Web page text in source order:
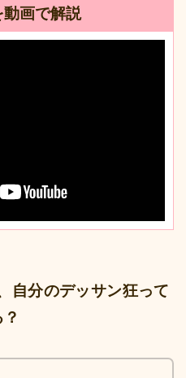
動画で解説
自分のデッサン狂って
？